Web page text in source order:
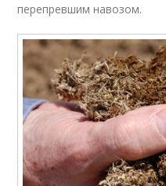
перепревшим навозом.